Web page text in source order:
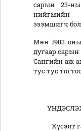
сарын 23-
нийгмийн
эзэмшигч
Мөн 1983
дугаар
Сангийн аж
тус тус
Хүсэлт